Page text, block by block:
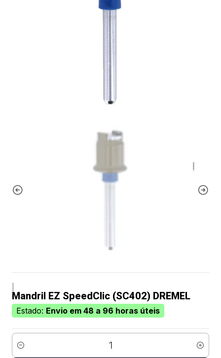
Mandril EZ SpeedClic (SC402) DREMEL
Estado: Envio em 48 a 96 horas úteis
Quantidade